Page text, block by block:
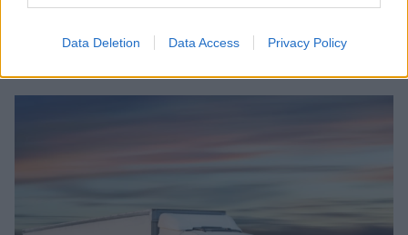
Data Deletion Data Access Privacy Policy
των πεντάλ» και εξετάζουν αν υπάρχει τεχνικό
τραυματιών